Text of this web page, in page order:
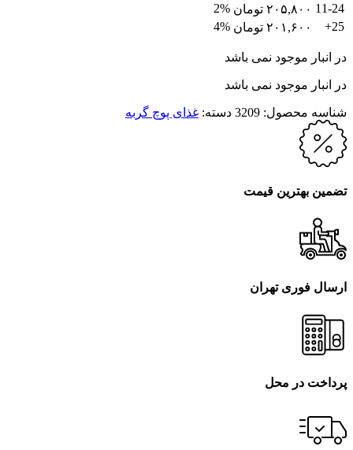
11-24 ۲۰۵,۸۰۰ تومان 2%
25+
۲۰۱,۶۰۰ تومان 4%
در انبار موجود نمی باشد
در انبار موجود نمی باشد
شناسه محصول: 3209 دسته: غذای پوچ گربه
تضمین بهترین قیمت
ارسال فوری تهران
پرداخت در محل